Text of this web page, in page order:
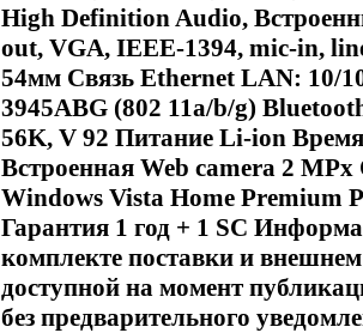
High Definition Audio,
out, VGA, IEEE-1394, mic-in,
54мм Связь Ethernet LAN: 10/
3945ABG (802 11a/b/g)
56K, V 92 Питание Li-ion
Встроенная Web camera 2
Windows Vista Home Premium
Гарантия 1 год + 1 SC
комплекте поставки и
доступной на момент
без предварительного